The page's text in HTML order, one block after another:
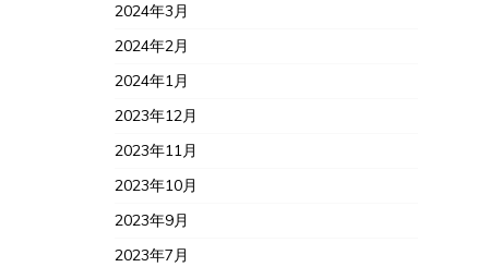
2024年3月
2024年2月
2024年1月
2023年12月
2023年11月
2023年10月
2023年9月
2023年7月